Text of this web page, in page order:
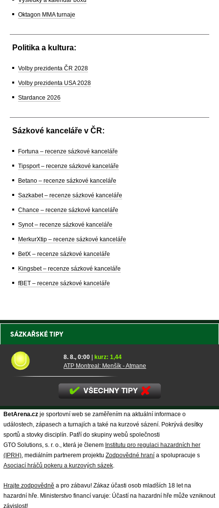
Oktagon MMA turnaje
Politika a kultura:
Volby prezidenta ČR 2028
Volby prezidenta USA 2028
Stardance 2026
Sázkové kanceláře v ČR:
Fortuna – recenze sázkové kanceláře
Tipsport – recenze sázkové kanceláře
Betano – recenze sázkové kanceláře
Sazkabet – recenze sázkové kanceláře
Chance – recenze sázkové kanceláře
Synot – recenze sázkové kanceláře
MerkurXtip – recenze sázkové kanceláře
BetX – recenze sázkové kanceláře
Kingsbet – recenze sázkové kanceláře
fBET – recenze sázkové kanceláře
SÁZKAŘSKÉ TIPY
8. 8., 0:00
kurz: 1,44
ATP Montreal: Menšík - Atmane
BetArena.cz je sportovní web se zaměřením na aktuální informace o
událostech, zápasech a turnajích a také na kurzové sázení. Pokrývá desítky
sportů a stovky disciplín. Patří do skupiny webů společnosti
GTO Solutions, s. r. o., která je členem Institutu pro regulaci hazardních her
(IPRH), mediálním partnerem projektu Zodpovědné hraní a spolupracuje s
Asociací hráčů pokeru a kurzových sázek.
Hrajte zodpovědně a pro zábavu! Zákaz účasti osob mladších 18 let na
hazardní hře. Ministerstvo financí varuje: Účastí na hazardní hře může vzniknout
závislost!